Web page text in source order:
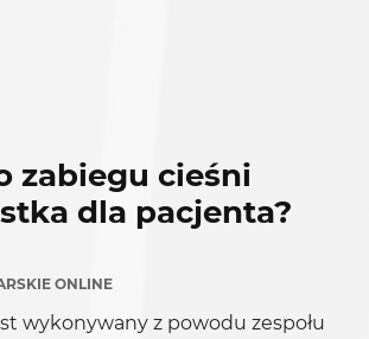
zabiegu cieśni
dla pacjenta?
ONLINE
wykonywany z powodu zespołu